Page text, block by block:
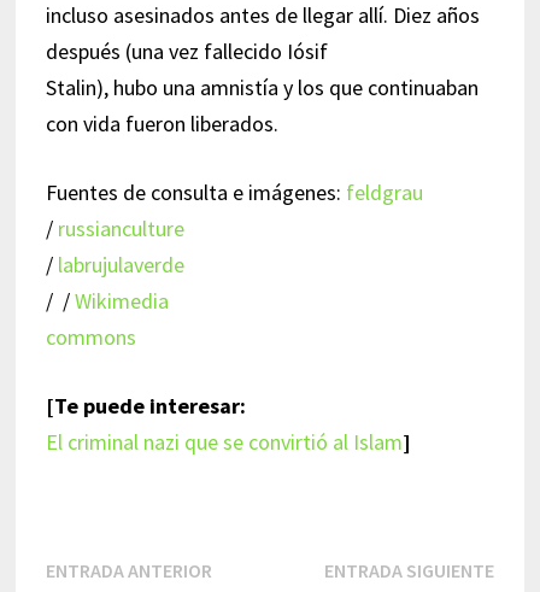
incluso asesinados antes de llegar allí. Diez años
después (una vez fallecido Iósif
Stalin), hubo una amnistía y los que continuaban
con vida fueron liberados.
Fuentes de consulta e imágenes: feldgrau
/ russianculture
/ labrujulaverde
/ /Wikimedia
commons
[Te puede interesar:
El criminal nazi que se convirtió al Islam]
Navegación
ENTRADA ANTERIOREntrada
ENTRADA SIGUIENTE